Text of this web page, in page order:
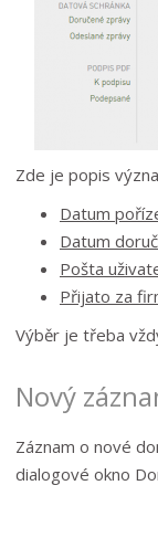
Zde je popis
Datum
Datum
Pošta
Přijato za
Výběr je třeba
Nový
Záznam o nové
dialogové okno